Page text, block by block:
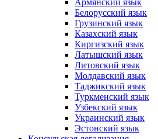
Армянский язык
Белорусский язык
Грузинский язык
Казахский язык
Киргизский язык
Латышский язык
Литовский язык
Молдавский язык
Таджикский язык
Туркменский язык
Узбекский язык
Украинский язык
Эстонский язык